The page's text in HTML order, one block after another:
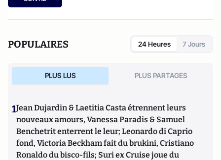
POPULAIRES 24 Heures 7 Jours
PLUS LUS PLUS PARTAGES
1Jean Dujardin & Laetitia Casta étrennent leurs
nouveaux amours, Vanessa Paradis & Samuel
Benchetrit enterrent le leur; Leonardo di Caprio
fond, Victoria Beckham fait du brukini, Cristiano
Ronaldo du bisco-fils; Suri ex Cruise joue du